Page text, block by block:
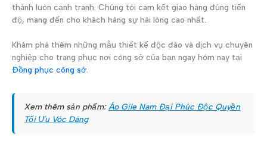
thành luôn cạnh tranh. Chúng tôi cam kết giao hàng đúng tiến
độ, mang đến cho khách hàng sự hài lòng cao nhất.
Khám phá thêm những mẫu thiết kế độc đáo và dịch vụ chuyên
nghiệp cho trang phục nơi công sở của bạn ngay hôm nay tại
Đồng phục công sở.
Xem thêm sản phẩm:Áo Gile Nam Đại Phúc Độc Quyền
Tối Ưu Vóc Dáng